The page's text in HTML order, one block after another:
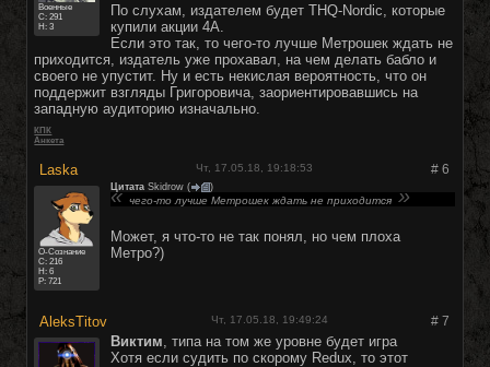
Военные
C:291
Н: 3
По слухам, издателем будет THQ-Nordic, которые
купили акции 4А.
Если это так, то чего-то лучше Метрошек ждать не
приходится, издатель уже прохавал, на чем делать бабло и
своего не упустит. Ну и есть некислая вероятность, что он
поддержит взгляды Григоровича, заориентировавшись на
западную аудиторию изначально.
КПК
Анкета
Lаskа #6
Чт, 17.05.18, 19:18:53
О-Сознание
C:216
Н: 6
Р: 721
Цитата Skidrow ( )
чего-то лучше Метрошек ждать не приходится
Может, я что-то не так понял, но чем плоха
Метро?)
AleksTitov #7
Чт, 17.05.18, 19:49:24
Виктим , типа на том же уровне будет игра
Хотя если судить по скорому Redux, то этот